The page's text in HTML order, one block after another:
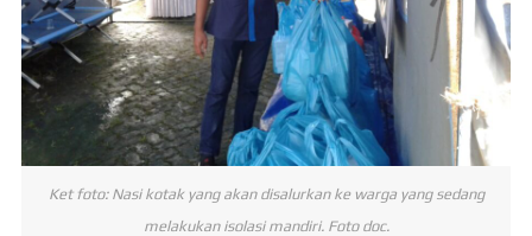
Ket foto: Nasi kotak yang akan disalurkan ke warga yang sedang
melakukan isolasi mandiri. Foto doc.